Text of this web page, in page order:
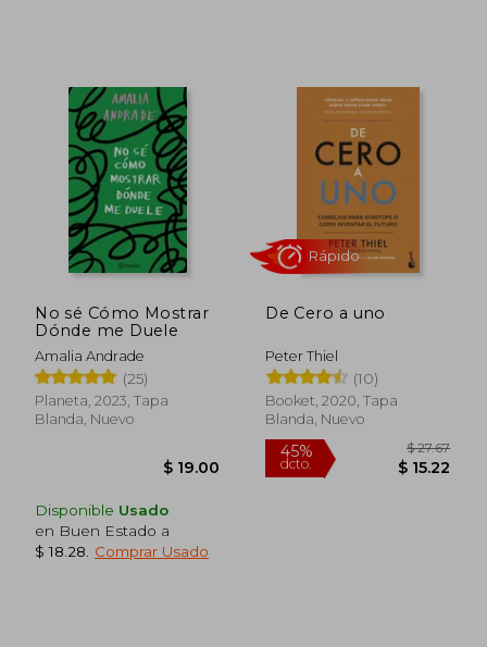
$ 44.99
Rápido
No sé Cómo Mostrar
Dónde me Duele
Amalia Andrade
(25)
Planeta, 2023, Tapa
Blanda, Nuevo
Disponible Usado
en Buen Estado a
$ 18.28
Comprar Usado
De Cero a uno
Peter Thiel
(10)
Booket, 2020, Tapa
Blanda, Nuevo